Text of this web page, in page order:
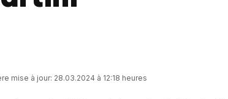
mise à jour: 28.03.2024 à 12:18 heures